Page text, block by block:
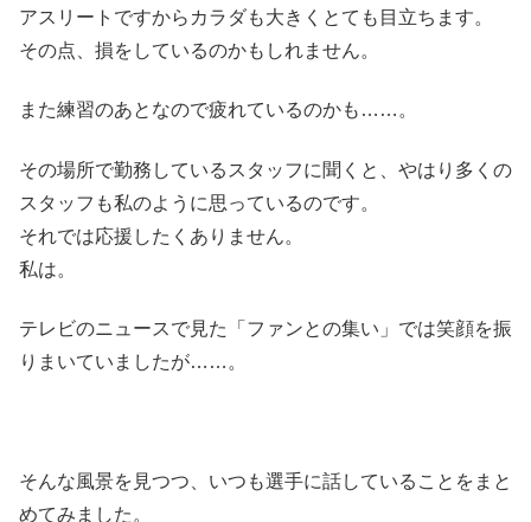
アスリートですからカラダも大きくとても目立ちます。
その点、損をしているのかもしれません。
また練習のあとなので疲れているのかも……。
その場所で勤務しているスタッフに聞くと、やはり多くの
スタッフも私のように思っているのです。
それでは応援したくありません。
私は。
テレビのニュースで見た「ファンとの集い」では笑顔を振
りまいていましたが……。
そんな風景を見つつ、いつも選手に話していることをまと
めてみました。